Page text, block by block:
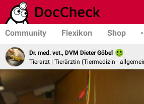
Community Flexikon Shop
Dr. med. vet., DVM Dieter Göbel
Tierarzt | Tierärztin (Tiermedizin -